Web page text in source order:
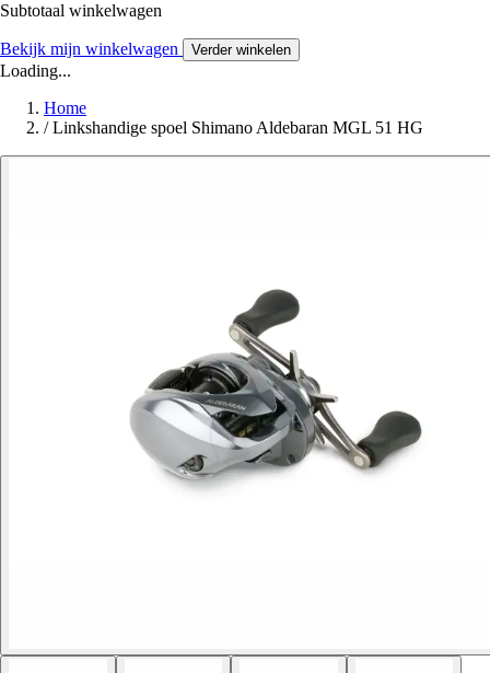
Subtotaal winkelwagen
Bekijk mijn winkelwagen Verder winkelen
Loading...
Home
/ Linkshandige spoel Shimano Aldebaran MGL 51 HG